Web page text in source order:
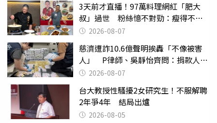
3天前才直播！97萬料理網紅「肥大
叔」過世 粉絲憶不對勁：瘦得不合
理 2026-08-07
慈濟遭詐10.6億聲明挨轟「不像被害
人」 P律師、吳靜怡齊問：捐款人有
權知道真相
2026-08-07
台大教授性騷擾2女研究生！不服解聘
2年爭4年 結局出爐
2026-08-05